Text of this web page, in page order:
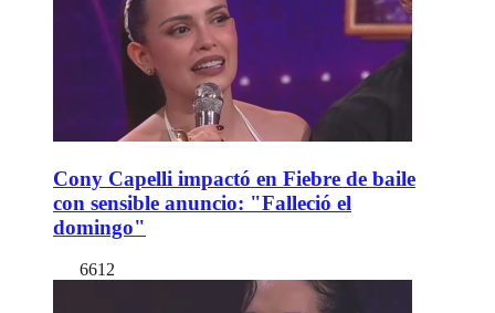
Cony Capelli impactó en Fiebre de baile
con sensible anuncio: "Falleció el
domingo"
6612